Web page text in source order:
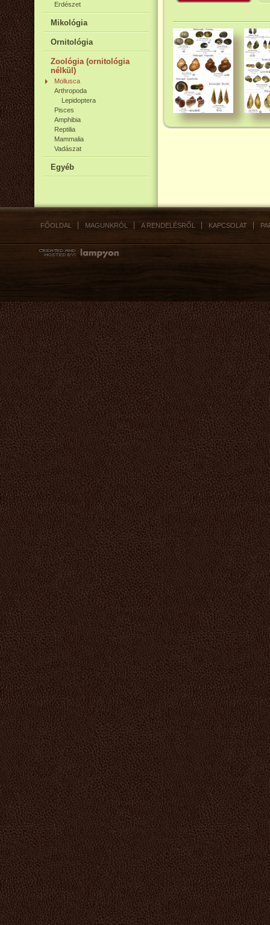
Erdészet
Mikológia
Ornitológia
Zoológia (ornitológia
nélkül)
Mollusca
Arthropoda
Lepidoptera
Pisces
Amphibia
Reptilia
Mammalia
Vadászat
Egyéb
FŐOLDAL MAGUNKRÓL A RENDELÉSRŐL KAPCSOLAT